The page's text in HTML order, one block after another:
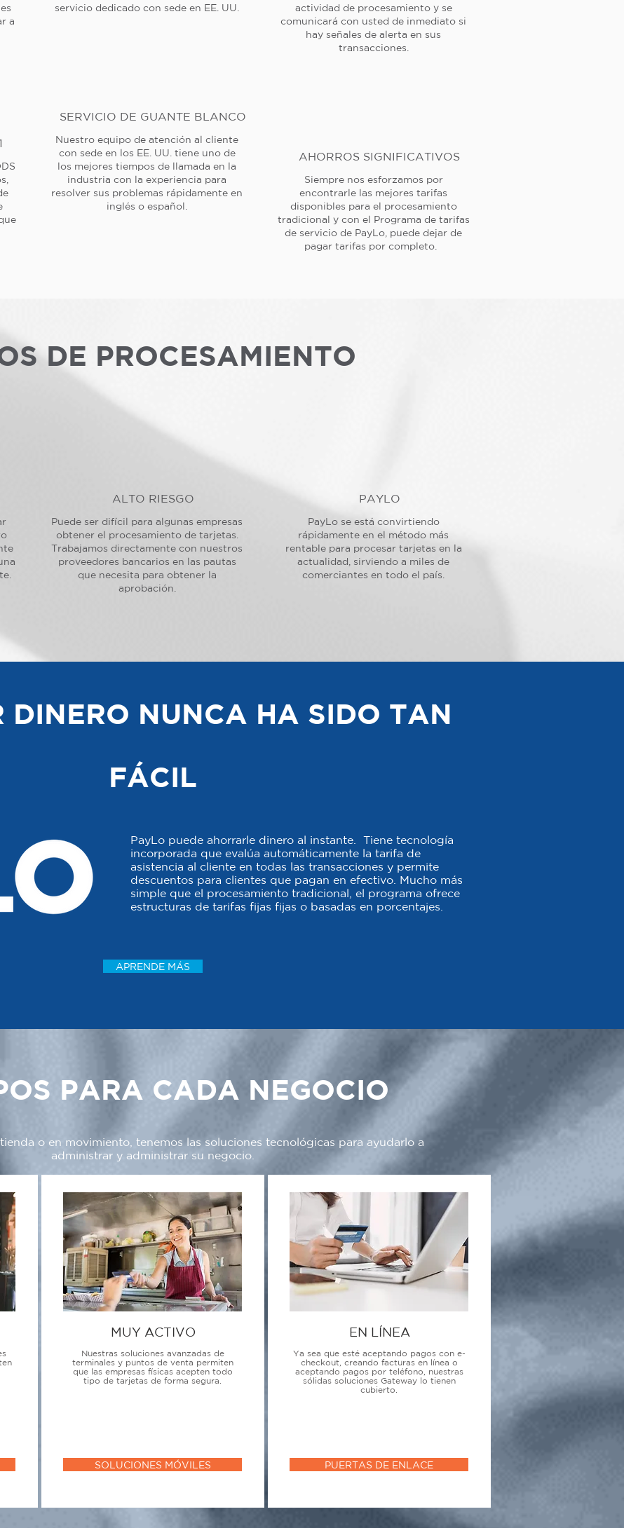
a
servicio dedicado con sede en EE. UU.
SERVICIO DE GUANTE BLANCO
Nuestro equipo de atención al cliente
con sede en los EE. UU. tiene uno de
los mejores tiempos de llamada en la
industria con la experiencia para
resolver sus problemas rápidamente en
inglés o español.
actividad de procesamiento y se
comunicará con usted de inmediato si
hay señales de alerta en sus
transacciones.
AHORROS SIGNIFICATIVOS
Siempre nos esforzamos por
encontrarle las mejores tarifas
disponibles para el procesamiento
tradicional y con el Programa de tarifas
de servicio de PayLo, puede dejar de
pagar tarifas por completo.
DE PROCESAMIENTO
ALTO RIESGO
Puede ser difícil para algunas empresas
obtener el procesamiento de tarjetas.
Trabajamos directamente con nuestros
proveedores bancarios en las pautas
que necesita para obtener la
aprobación.
PAYLO
PayLo se está convirtiendo
rápidamente en el método más
rentable para procesar tarjetas en la
actualidad, sirviendo a miles de
comerciantes en todo el país.
DINERO NUNCA HA SIDO TAN
FÁCIL
PayLo puede ahorrarle dinero al instante. Tiene tecnología
incorporada que evalúa automáticamente la tarifa de
asistencia al cliente en todas las transacciones y permite
descuentos para clientes que pagan en efectivo. Mucho más
simple que el procesamiento tradicional, el programa ofrece
estructuras de tarifas fijas fijas o basadas en porcentajes.
APRENDE MÁS
PARA CADA NEGOCIO
o en movimiento, tenemos las soluciones tecnológicas para ayudarlo a
administrar y administrar su negocio.
MUY ACTIVO
Nuestras soluciones avanzadas de
terminales y puntos de venta permiten
que las empresas físicas acepten todo
tipo de tarjetas de forma segura.
SOLUCIONES MÓVILES
EN LÍNEA
Ya sea que esté aceptando pagos con e-
checkout, creando facturas en línea o
aceptando pagos por teléfono, nuestras
sólidas soluciones Gateway lo tienen
cubierto.
PUERTAS DE ENLACE